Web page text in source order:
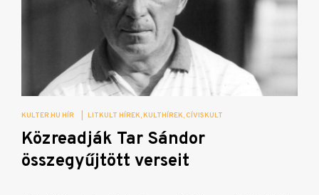
KULTER.HU HÍR LITKULT HÍREK KULTHÍREK CÍVISKULT
Közreadják Tar Sándor
összegyűjtött verseit